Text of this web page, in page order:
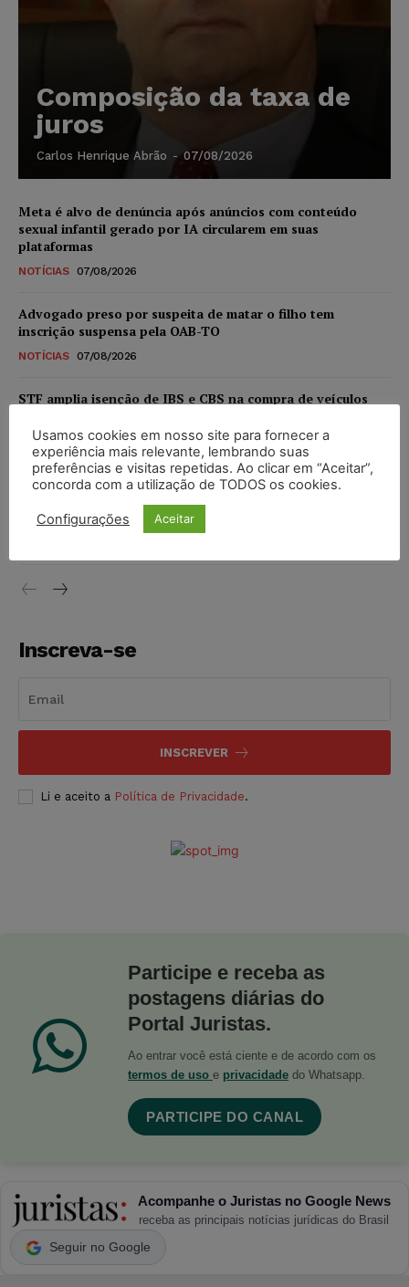
Composição da taxa de
juros
Carlos Henrique Abrão - 07/08/2026
Meta é alvo de denúncia após anúncios com conteúdo
sexual infantil gerado por IA circularem em suas
plataformas
NOTÍCIAS 07/08/2026
Advogado preso por suspeita de matar o filho tem
inscrição suspensa pela OAB-TO
NOTÍCIAS 07/08/2026
STF amplia isenção de IBS e CBS na compra de veículos
níveis
DIREITO TRIBUTÁRIO 07/08/2026
Justiça do Trabalho mantém justa causa de empregado que
vendia canetas emagrecedoras no local de trabalho
Inscreva-se
INSCREVER
Li e aceito a Política de Privacidade.
Participe e receba as
postagens diárias do
Portal Juristas.
Ao entrar você está ciente e de acordo com os
termos de uso e privacidade do Whatsapp.
PARTICIPE DO CANAL
Acompanhe o Juristas no Google News
receba as principais notícias jurídicas do Brasil
Seguir no Google
Usamos cookies em nosso site para fornecer a
experiência mais relevante, lembrando suas
preferências e visitas repetidas. Ao clicar em “Aceitar”,
concorda com a utilização de TODOS os cookies.
Configurações Aceitar